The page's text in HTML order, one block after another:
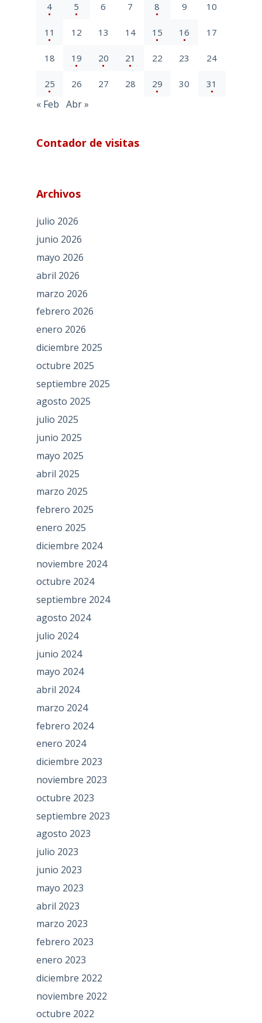
4 5 6 7 8 9 10
11 12 13 14 15 16 17
18 19 20 21 22 23 24
25 26 27 28 29 30 31
« Feb Abr »
Contador de visitas
Archivos
julio 2026
junio 2026
mayo 2026
abril 2026
marzo 2026
febrero 2026
enero 2026
diciembre 2025
octubre 2025
septiembre 2025
agosto 2025
julio 2025
junio 2025
mayo 2025
abril 2025
marzo 2025
febrero 2025
enero 2025
diciembre 2024
noviembre 2024
octubre 2024
septiembre 2024
agosto 2024
julio 2024
junio 2024
mayo 2024
abril 2024
marzo 2024
febrero 2024
enero 2024
diciembre 2023
noviembre 2023
octubre 2023
septiembre 2023
agosto 2023
julio 2023
junio 2023
mayo 2023
abril 2023
marzo 2023
febrero 2023
enero 2023
diciembre 2022
noviembre 2022
octubre 2022